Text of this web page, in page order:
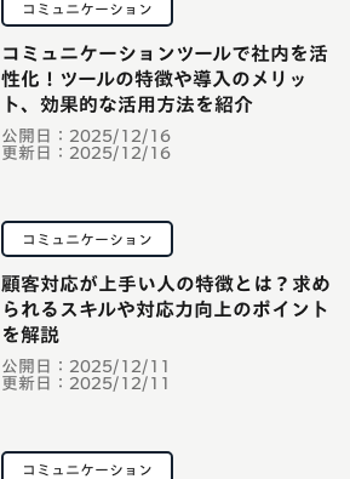
コミュニケーション
公開日： 2025/12/16
更新日： 2025/12/16
コミュニケーションツールで社内を活
性化！ツールの特徴や導入のメリッ
ト、効果的な活用方法を紹介
コミュニケーション
公開日： 2025/12/11
更新日： 2025/12/11
顧客対応が上手い人の特徴とは？求め
られるスキルや対応力向上のポイント
を解説
コミュニケーション